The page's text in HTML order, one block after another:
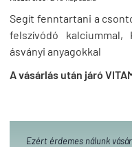
Segít fenntartani a
felszívódó
ásványi anyagokkal
A vásárlás után járó
Ezért érdemes nálunk